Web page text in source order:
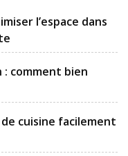
l’espace dans
: comment bien
cuisine facilement